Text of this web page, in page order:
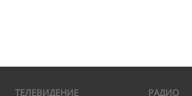
ТЕЛЕВИДЕНИЕ РАДИО